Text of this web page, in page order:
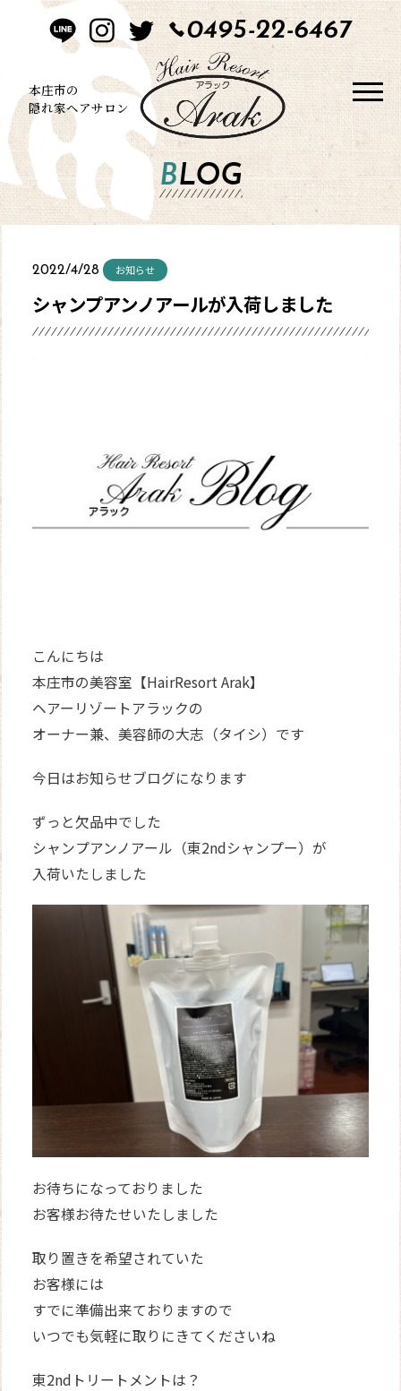
HOME
CONCEPT
STYLE
MENU
SALON
CONTACT
0495-22-6467
本庄市の
隠れ家ヘアサロン
BLOG
2022/4/28 お知らせ
シャンプアンノアールが入荷しました
こんにちは
本庄市の美容室【HairResort Arak】
ヘアーリゾートアラックの
オーナー兼、美容師の大志（タイシ）です
今日はお知らせブログになります
ずっと欠品中でした
シャンプアンノアール（東2ndシャンプー）が
入荷いたしました
お待ちになっておりました
お客様お待たせいたしました
取り置きを希望されていた
お客様には
すでに準備出来ておりますので
いつでも気軽に取りにきてくださいね
東2ndトリートメントは？